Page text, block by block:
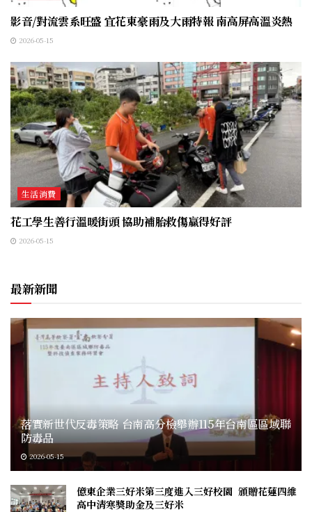
影音/對流雲系旺盛 宜花東豪雨及大雨特報 南高屏高溫炎熱
2026-05-15
生活消費
花工學生善行溫暖街頭 協助補胎救傷贏得好評
2026-05-15
最新新聞
落實新世代反毒策略 台南高分檢舉辦115年台南區區域聯
防毒品
2026-05-15
億東企業三好米第三度進入三好校園 頒贈花蓮四維
高中清寒獎助金及三好米